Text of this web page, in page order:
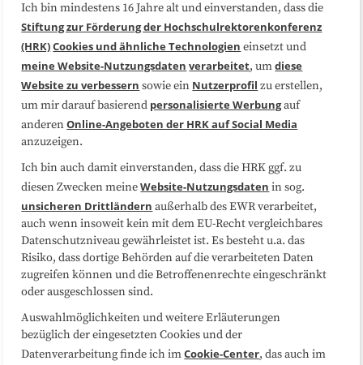
Über uns FAQ
Medienarbeit Kooperationen
Datenschutzerklärung Impressum
Sitemap
Folgen Sie uns
Ich bin mindestens 16 Jahre alt und einverstanden, dass die
Stiftung zur Förderung der Hochschulrektorenkonferenz
(HRK)Cookies und ähnliche Technologien einsetzt und
meine Website-Nutzungsdaten verarbeitet, umdiese
Website zu verbessern sowie ein Nutzerprofil zu erstellen,
um mir darauf basierend personalisierte Werbungauf
anderenOnline-Angeboten der HRK auf Social Media
anzuzeigen.
Ich bin auch damit einverstanden, dass die HRK ggf. zu
diesen Zwecken meineWebsite-Nutzungsdaten in sog.
unsicheren Drittländern außerhalb des EWR verarbeitet,
auch wenn insoweit kein mit dem EU-Recht vergleichbares
Datenschutzniveau gewährleistet ist. Es besteht u.a. das
Risiko, dass dortige Behörden auf die verarbeiteten Daten
zugreifen können und die Betroffenenrechte eingeschränkt
oder ausgeschlossen sind.
Auswahlmöglichkeiten und weitere Erläuterungen
bezüglich der eingesetzten Cookies und der
Datenverarbeitung finde ich imCookie-Center, das auch im